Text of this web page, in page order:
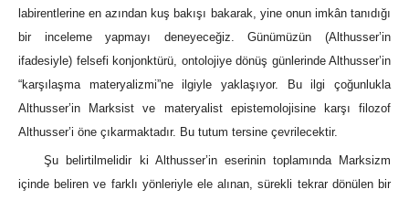
labirentlerine en azından kuş bakışı bakarak, yine onun imkân tanıdığı
bir inceleme yapmayı deneyeceğiz. Günümüzün (Althusser’in
ifadesiyle) felsefi konjonktürü, ontolojiye dönüş günlerinde Althusser’in
“karşılaşma materyalizmi”ne ilgiyle yaklaşıyor. Bu ilgi çoğunlukla
Althusser’in Marksist ve materyalist epistemolojisine karşı filozof
Althusser’i öne çıkarmaktadır. Bu tutum tersine çevrilecektir.
Şu belirtilmelidir ki Althusser’in eserinin toplamında Marksizm
içinde beliren ve farklı yönleriyle ele alınan, sürekli tekrar dönülen bir